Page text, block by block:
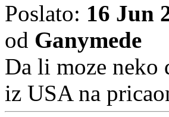
Poslato: 16 Jun
od Ganymede
Da li moze neko
iz USA na